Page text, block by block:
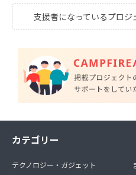
支援者になっているプロジ
カテゴリー
テクノロジー・ガジェット